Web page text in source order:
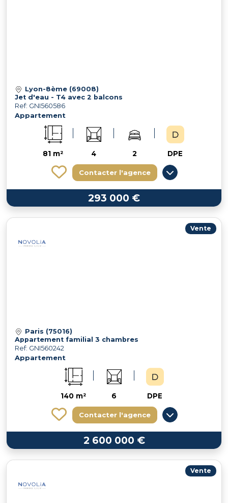
Lyon-8ème (69008)
Jet d'eau - T4 avec 2 balcons
Ref: GNI560586
Appartement
81 m² 4 2 DPE
Contacter l'agence
293 000 €
Vente
Paris (75016)
Appartement familial 3 chambres
Ref: GNI560242
Appartement
140 m² 6 DPE
Contacter l'agence
2 600 000 €
Vente